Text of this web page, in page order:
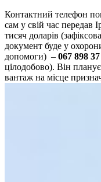
Контактний телефон
сам у свій час передав
тисяч доларів
документ буде у
допомоги) – 067 898
цілодобово). Він
вантаж на місце